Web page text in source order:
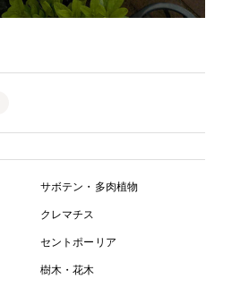
サボテン・多肉植物
クレマチス
セントポーリア
樹木・花木